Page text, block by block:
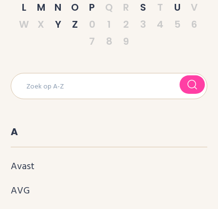
L
M N O P Q R S T U
V
W
X Y Z 0 1 2 3 4 5
6
7
8 9
A
Avast
AVG